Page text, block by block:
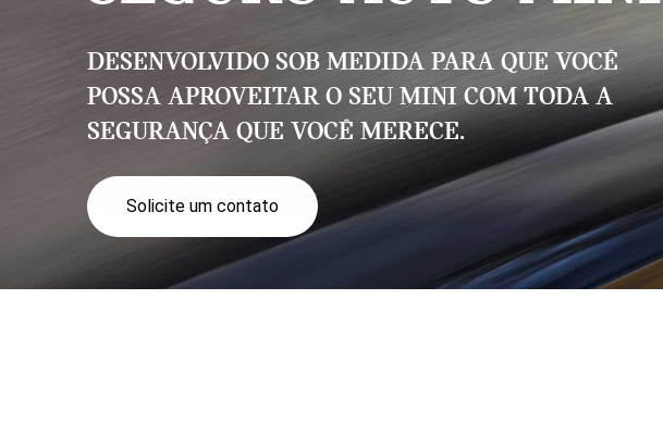
Desenvolvido sob medida para que você
possa aproveitar o seu MINI com toda a
segurança que você merece.
Solicite um contato